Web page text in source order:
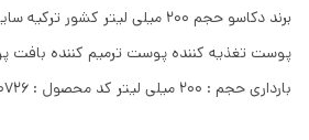
برند دکاسو حجم 200 میلی لیتر
پوست تغذیه کننده پوست ترمیم کننده بافت
بارداری حجم : 200 میلی لیتر کد محصول : S0726